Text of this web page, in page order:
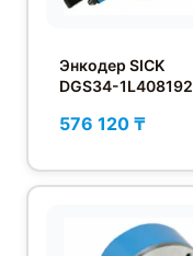
Энкодер SICK
DGS34-1L408192
576 120 ₸